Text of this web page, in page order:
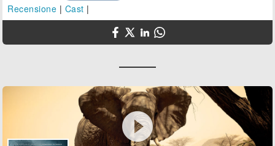
Recensione | Cast |
